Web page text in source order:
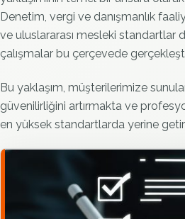
Denetim, vergi ve danışmanlık
ve uluslararası mesleki standartlar
çalışmalar bu çerçevede
Bu yaklaşım, müşterilerimize
güvenilirliğini artırmakta ve
en yüksek standartlarda yerine